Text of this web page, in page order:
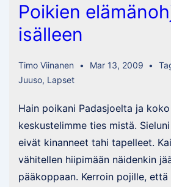
Poikien
isälleen
Timo Viinanen Mar 13, 2009
Juuso, Lapset
Hain poikani Padasjoelta ja
keskustelimme ties mistä.
eivät kinanneet tahi tapelleet.
vähitellen hiipimään näidenkin
pääkoppaan. Kerroin pojille,